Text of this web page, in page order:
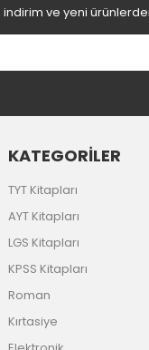
ve yeni
KATEGORİLER
TYT Kitapları
AYT Kitapları
LGS Kitapları
KPSS Kitapları
Roman
Kırtasiye